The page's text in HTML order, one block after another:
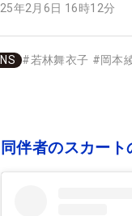
年2月6日 16時12分
#若林舞衣子 #岡本
同伴者のスカー